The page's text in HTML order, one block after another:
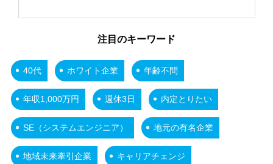
注目のキーワード
40代 ホワイト企業 年齢不問
年収1,000万円 週休3日 内定とりたい
SE（システムエンジニア） 地元の有名企業
地域未来牽引企業 キャリアチェンジ